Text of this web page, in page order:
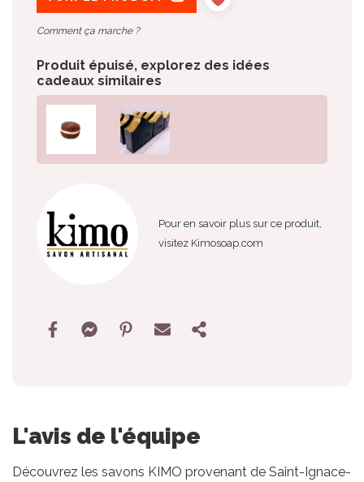
Comment ça marche ?
Produit épuisé, explorez des idées
cadeaux similaires
Pour en savoir plus sur ce produit,
visitez Kimosoap.com
L'avis de l'équipe
Découvrez les savons KIMO provenant de Saint-Ignace-